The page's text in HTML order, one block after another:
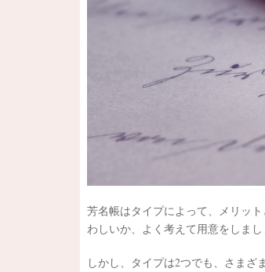
芳名帳はタイプによって、メリッ
わしいか、よく考えて用意をしまし
しかし、タイプは2つでも、さま